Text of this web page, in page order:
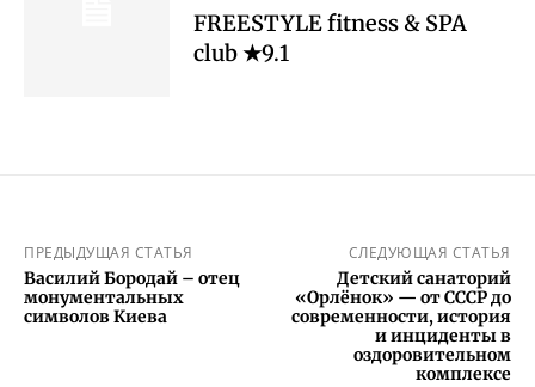
FREESTYLE fitness & SPA
club ★9.1
ПРЕДЫДУЩАЯ СТАТЬЯ
Василий Бородай – отец
монументальных
символов Киева
СЛЕДУЮЩАЯ СТАТЬЯ
Детский санаторий
«Орлёнок» — от СССР до
современности, история
и инциденты в
оздоровительном
комплексе